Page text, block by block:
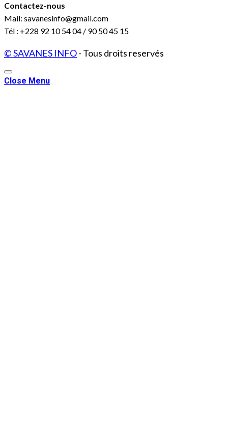
Contactez-nous
Mail: savanesinfo@gmail.com
Tél : +228 92 10 54 04 / 90 50 45 15
© SAVANES INFO- Tous droits reservés
Close Menu